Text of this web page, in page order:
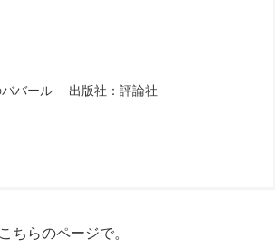
バール 出版社：評論社
ちらのページで。